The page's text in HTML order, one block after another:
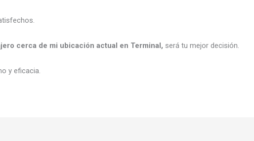
cerca de mi ubicación actual en Terminal, será tu mejor decisión.
y eficacia.